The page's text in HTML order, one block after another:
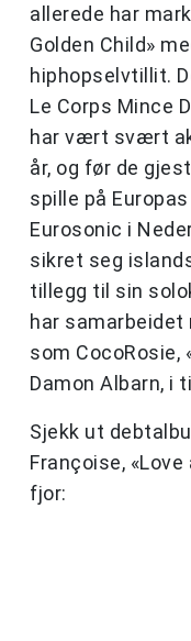
allerede har
Golden Child»
hiphopselvtillit.
Le Corps Mince
har vært svært
år, og før de
spille på
Eurosonic i
sikret seg
tillegg til sin
har samarbeidet
som CocoRosie,
Damon Albarn, i
Sjekk ut
Françoise,
fjor: